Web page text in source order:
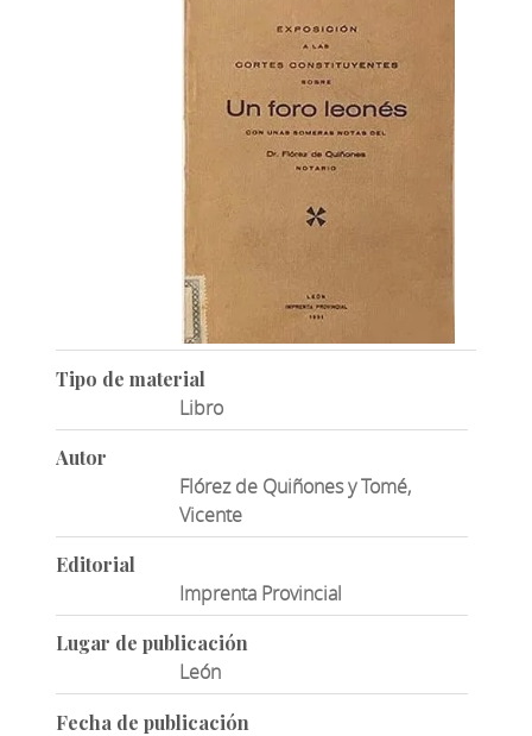
Tipo de material
Libro
Autor
Flórez de Quiñones y Tomé,
Vicente
Editorial
Imprenta Provincial
Lugar de publicación
León
Fecha de publicación